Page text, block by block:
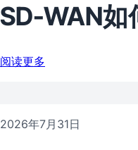
SD-WAN如
阅读更多
2026年7月31日